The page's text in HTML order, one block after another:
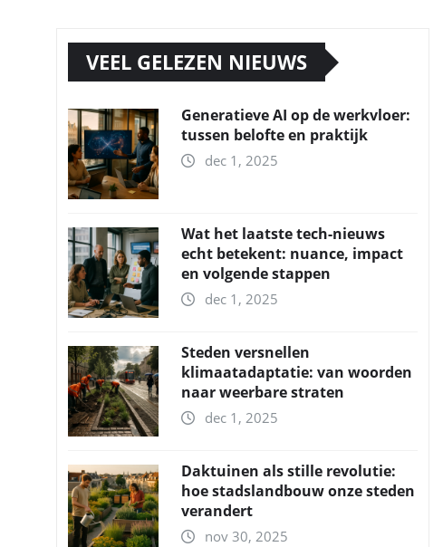
VEEL GELEZEN NIEUWS
Generatieve AI op de werkvloer:
tussen belofte en praktijk
dec 1, 2025
Wat het laatste tech-nieuws
echt betekent: nuance, impact
en volgende stappen
dec 1, 2025
Steden versnellen
klimaatadaptatie: van woorden
naar weerbare straten
dec 1, 2025
Daktuinen als stille revolutie:
hoe stadslandbouw onze steden
verandert
nov 30, 2025